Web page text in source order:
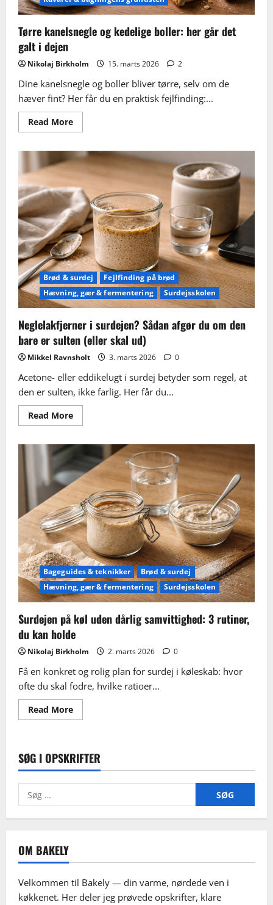
Tørre kanelsnegle og kedelige boller: her går det
galt i dejen
Nikolaj Birkholm 15. marts 2026 2
Dine kanelsnegle og boller bliver tørre, selv om de
hæver fint? Her får du en praktisk fejlfinding:...
Read MoreRead
more
kanelsnegle
og
kedelige
boller:
her
går
det
galt
i
dejen
Brød & surdej
Fejlfinding på brød
Hævning, gær & fermentering
Surdejsskolen
Neglelakfjerner i surdejen? Sådan afgør du om den
bare er sulten (eller skal ud)
Mikkel Ravnsholt 3. marts 2026 0
Acetone- eller eddikelugt i surdej betyder som regel, at
den er sulten, ikke farlig. Her får du...
Read MoreRead
more
i
surdejen?
Sådan
afgør
du
den
bare
er
sulten
(eller
skal
ud)
Bageguides & teknikker
Brød & surdej
Hævning, gær & fermentering
Surdejsskolen
Surdejen på køl uden dårlig samvittighed: 3 rutiner,
du kan holde
Nikolaj Birkholm 2. marts 2026 0
Få en konkret og rolig plan for surdej i køleskab: hvor
ofte du skal fodre, hvilke ratioer...
Read MoreRead
more
køl
uden
dårlig
3
du
holde
SØG I OPSKRIFTER
Søg
efter:
OM BAKELY
Velkommen til Bakely — din varme, nørdede ven i
køkkenet. Her deler jeg prøvede opskrifter, klare